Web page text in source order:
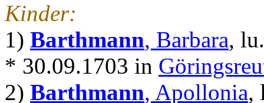
Kinder:
1) Barthmann, Barbara, lu.
* 30.09.1703 in
2) Barthmann, Apollonia,